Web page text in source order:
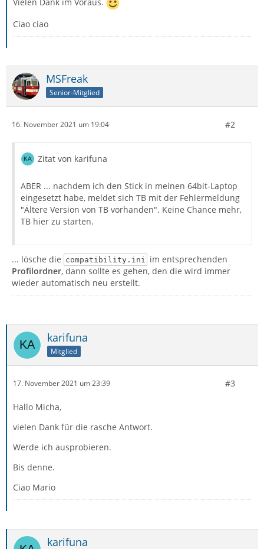
Ciao ciao
MSFreak
Senior-Mitglied
16. November 2021 um 19:04 #2
Zitat von karifuna
ABER ... nachdem ich den Stick in meinen 64bit-Laptop
eingesetzt habe, meldet sich TB mit der Fehlermeldung
"Ältere Version von TB vorhanden". Keine Chance mehr,
TB hier zu starten.
... lösche die compatibility.ini
im entsprechenden
Profilordner, dann sollte es gehen, den die wird immer
wieder automatisch neu erstellt.
karifuna
Mitglied
17. November 2021 um 23:39 #3
Hallo Micha,
vielen Dank für die rasche Antwort.
Werde ich ausprobieren.
Bis denne.
Ciao Mario
karifuna